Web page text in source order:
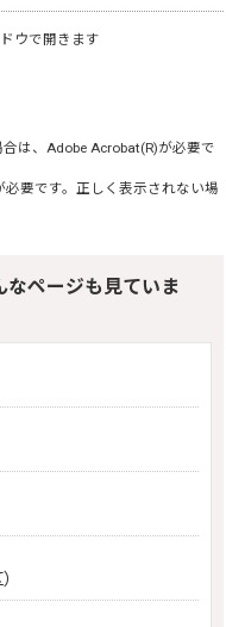
ウで開きます
合は、Adobe Acrobat(R)が必要で
必要です。正しく表示されない場
なページも見ていま